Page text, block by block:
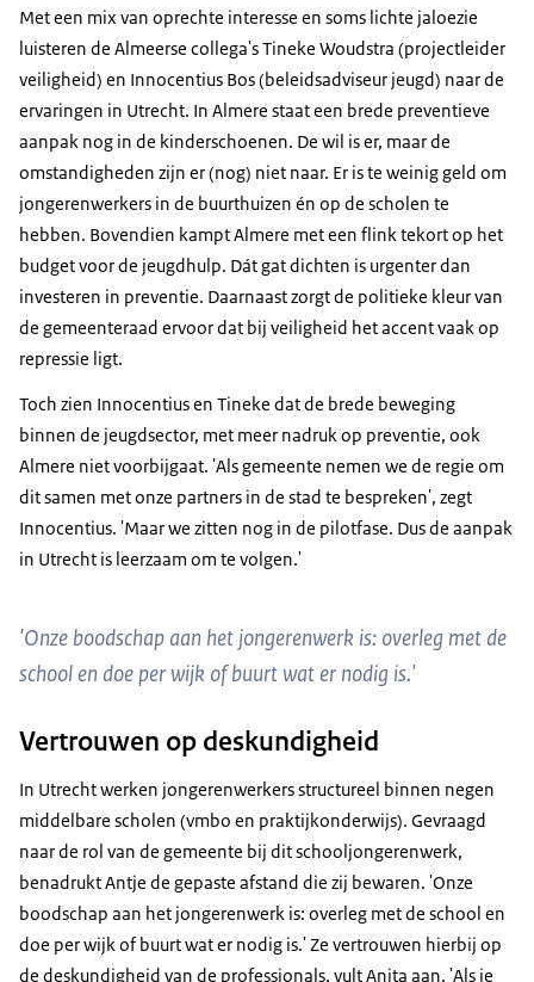
Met een mix van oprechte interesse en soms lichte jaloezie
luisteren de Almeerse collega's Tineke Woudstra (projectleider
veiligheid) en Innocentius Bos (beleidsadviseur jeugd) naar de
ervaringen in Utrecht. In Almere staat een brede preventieve
aanpak nog in de kinderschoenen. De wil is er, maar de
omstandigheden zijn er (nog) niet naar. Er is te weinig geld om
jongerenwerkers in de buurthuizen én op de scholen te
hebben. Bovendien kampt Almere met een flink tekort op het
budget voor de jeugdhulp. Dát gat dichten is urgenter dan
investeren in preventie. Daarnaast zorgt de politieke kleur van
de gemeenteraad ervoor dat bij veiligheid het accent vaak op
repressie ligt.
Toch zien Innocentius en Tineke dat de brede beweging
binnen de jeugdsector, met meer nadruk op preventie, ook
Almere niet voorbijgaat. 'Als gemeente nemen we de regie om
dit samen met onze partners in de stad te bespreken', zegt
Innocentius. 'Maar we zitten nog in de pilotfase. Dus de aanpak
in Utrecht is leerzaam om te volgen.'
'Onze boodschap aan het jongerenwerk is: overleg met de
school en doe per wijk of buurt wat er nodig is.'
Vertrouwen op deskundigheid
In Utrecht werken jongerenwerkers structureel binnen negen
middelbare scholen (vmbo en praktijkonderwijs). Gevraagd
naar de rol van de gemeente bij dit schooljongerenwerk,
benadrukt Antje de gepaste afstand die zij bewaren. 'Onze
boodschap aan het jongerenwerk is: overleg met de school en
doe per wijk of buurt wat er nodig is.' Ze vertrouwen hierbij op
de deskundigheid van de professionals, vult Anita aan. 'Als je